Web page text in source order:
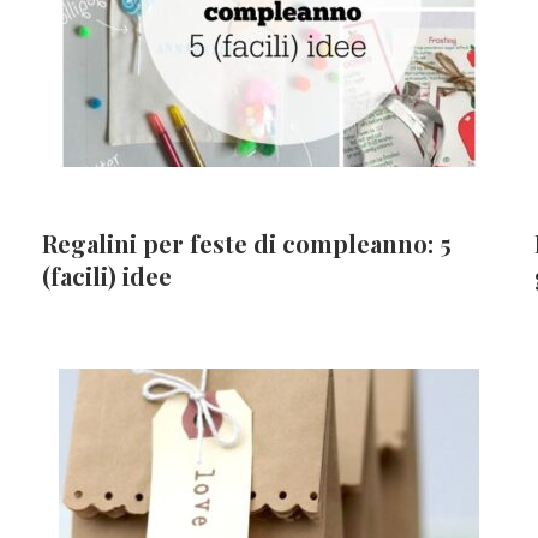
Regalini per feste di compleanno: 5
(facili) idee